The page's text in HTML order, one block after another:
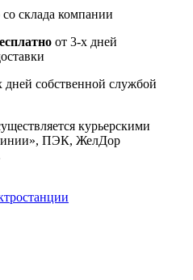
со склада компании
от 3-х дней
дней собственной службой
курьерскими
ПЭК, ЖелДор